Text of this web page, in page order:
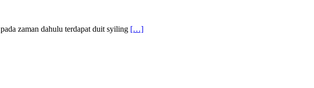
zaman dahulu terdapat duit syiling […]